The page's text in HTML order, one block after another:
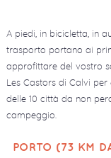
A piedi, in bicicletta, in
trasporto portano ai
approfittare del vostro
Les Castors di Calvi per
delle 10 città da non
campeggio.
PORTO (73 KM